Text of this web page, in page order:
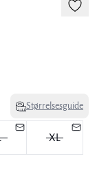
Størrelsesguide
XL